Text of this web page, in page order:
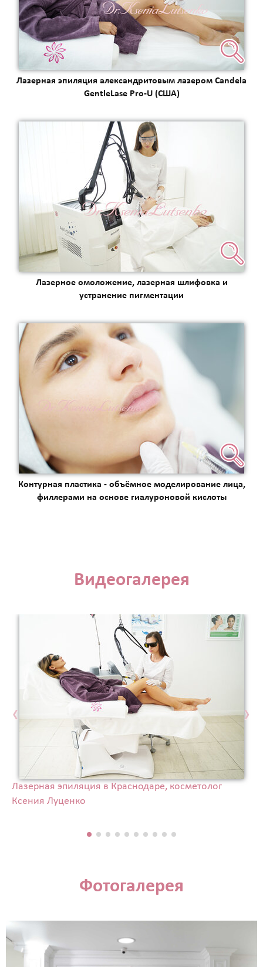
Лазерная эпиляция александритовым лазером Candela
GentleLase Pro-U (США)
Лазерное омоложение, лазерная шлифовка и
устранение пигментации
Контурная пластика - объёмное моделирование лица,
филлерами на основе гиалуроновой кислоты
Видеогалерея
Лазерная эпиляция в Краснодаре, косметолог
Ксения Луценко
‹ ›
Фотогалерея